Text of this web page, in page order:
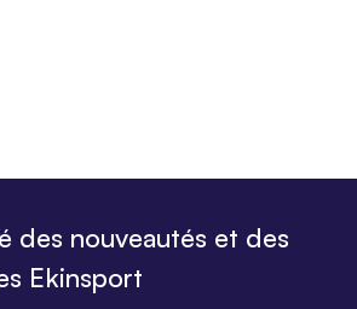
des nouveautés et des
Ekinsport